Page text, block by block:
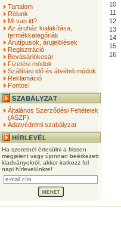
Tartalom
Rólunk
Mi van itt?
Az áruház kialakítása,
termékkategóriák
Árutípusok, árujelölések
Regisztráció
Bevásárlókosár
Fizetési módok
Szállítási idő és átvételi módok
Reklamáció
Fontos!
Általános Szerződési Feltételek
(ÁSZF)
Adatvédelmi szabályzat
Ha szeretnél értesülni a frissen
megjelent vagy újonnan beérkezett
kiadványokról, akkor iratkozz fel
napi hírlevelünkre!
10
11
12
13
14
15
16